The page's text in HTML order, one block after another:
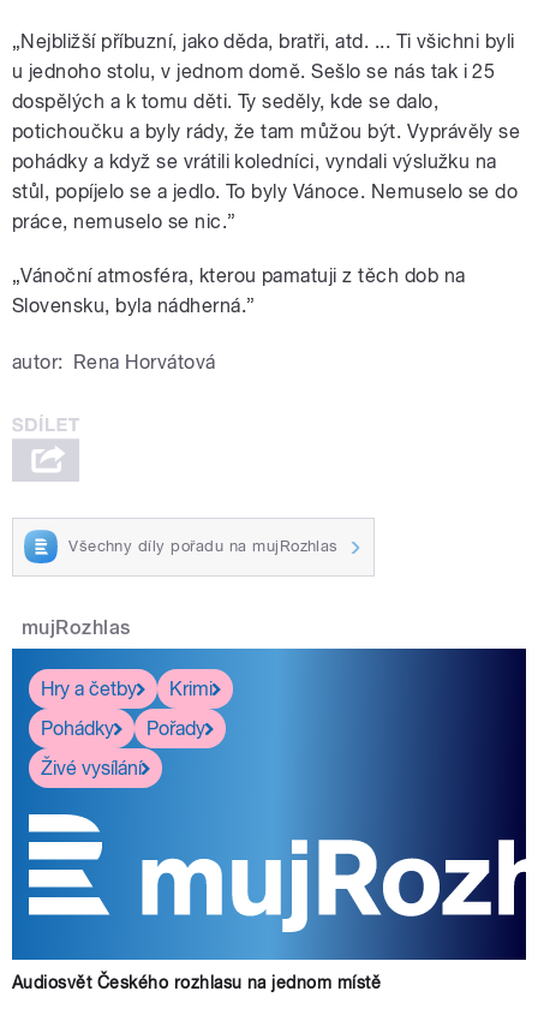
„Nejbližší příbuzní, jako děda, bratři, atd. ... Ti všichni byli
u jednoho stolu, v jednom domě. Sešlo se nás tak i 25
dospělých a k tomu děti. Ty seděly, kde se dalo,
potichoučku a byly rády, že tam můžou být. Vyprávěly se
pohádky a když se vrátili koledníci, vyndali výslužku na
stůl, popíjelo se a jedlo. To byly Vánoce. Nemuselo se do
práce, nemuselo se nic.”
„Vánoční atmosféra, kterou pamatuji z těch dob na
Slovensku, byla nádherná.”
autor: Rena Horvátová
Všechny díly pořadu na mujRozhlas
mujRozhlas
Hry a četby
Krimi
Pohádky
Pořady
Živé vysílání
Audiosvět Českého rozhlasu na jednom místě